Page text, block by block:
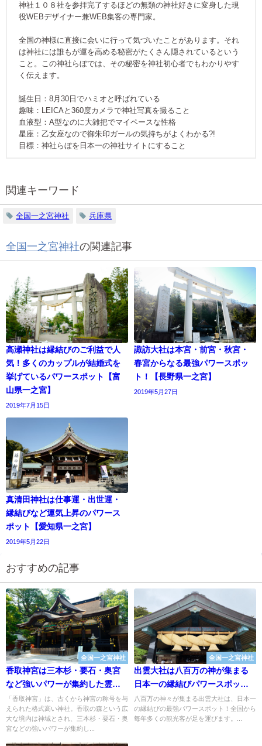
神社１０８社を参拝完了するほどの無類の神社好きに変身した現
役WEBデザイナー兼WEB集客の専門家。
全国の神様に直接に会いに行って気づいたことがあります。それ
は神社には誰もが運を高める秘密がたくさん隠されているという
こと。この神社らぼでは、その秘密を神社初心者でもわかりやす
く伝えます。
誕生日：8月30日でハミオと呼ばれている
趣味：LEICAと360度カメラで神社写真を撮ること
血液型：A型なのに大雑把でマイペースな性格
星座：乙女座なので御朱印ガールの気持ちがよくわかる?!
目標：神社らぼを日本一の神社サイトにすること
関連キーワード
全国一之宮神社 兵庫県
全国一之宮神社の関連記事
高瀬神社は縁結びのご利益で人
気！多くのカップルが結婚式を
挙げているパワースポット【富
山県一之宮】
2019年7月15日
諏訪大社は本宮・前宮・秋宮・
春宮からなる最強パワースポッ
ト！【長野県一之宮】
2019年5月27日
真清田神社は仕事運・出世運・
縁結びなど運気上昇のパワース
ポット【愛知県一之宮】
2019年5月22日
おすすめの記事
全国一之宮神社
香取神宮は三本杉・要石・奥宮
など強いパワーが集約した霊力
No.1パワースポット【千葉県一
之宮】
「香取神宮」は、古くから神宮の称号を与
えられた格式高い神社。香取の森という広
大な境内は神域とされ、三本杉・要石・奥
宮などの強いパワーが集約し...
全国一之宮神社
出雲大社は八百万の神が集まる
日本一の縁結びパワースポット
【島根県一之宮】
八百万の神々が集まる出雲大社は、日本一
の縁結びの最強パワースポット！全国から
毎年多くの観光客が足を運びます。...